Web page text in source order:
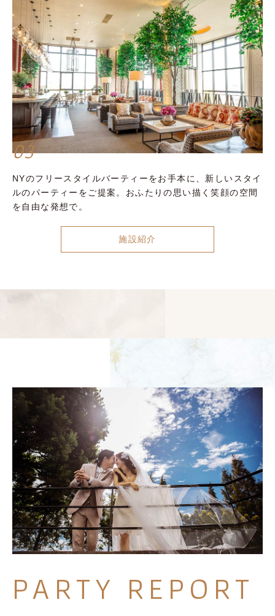
03
NYのフリースタイルバーティーをお手本に、新しいスタイ
ルのパーティーをご提案。おふたりの思い描く笑顔の空間
を自由な発想で。
施設紹介
PARTY REPORT